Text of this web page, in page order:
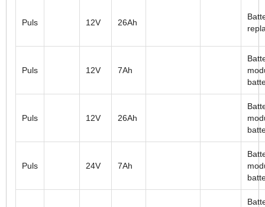
Puls 12V 26Ah
Puls 12V 7Ah
Puls 12V 26Ah
Puls 24V 7Ah